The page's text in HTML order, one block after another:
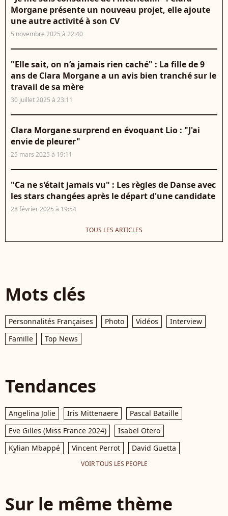
Morgane présente un nouveau projet, elle ajoute
une autre activité à son CV
5 novembre 2025 à 22:40
"Elle sait, on n’a jamais rien caché" : La fille de 9
ans de Clara Morgane a un avis bien tranché sur le
travail de sa mère
30 juillet 2025 à 23:11
Clara Morgane surprend en évoquant Lio : "J'ai
envie de pleurer"
25 mars 2025 à 19:11
"Ca ne s'était jamais vu" : Les règles de Danse avec
les stars changées après le départ d'une candidate
28 février 2025 à 19:54
TOUS LES ARTICLES
Mots clés
Personnalités Françaises Photo Vidéos
Interview
Famille
Top News
Tendances
Angelina Jolie Iris Mittenaere
Pascal Bataille
Eve Gilles (Miss France 2024)
Isabel Otero
Kylian Mbappé
Vincent Perrot David Guetta
VOIR TOUS LES PEOPLE
Sur le même thème